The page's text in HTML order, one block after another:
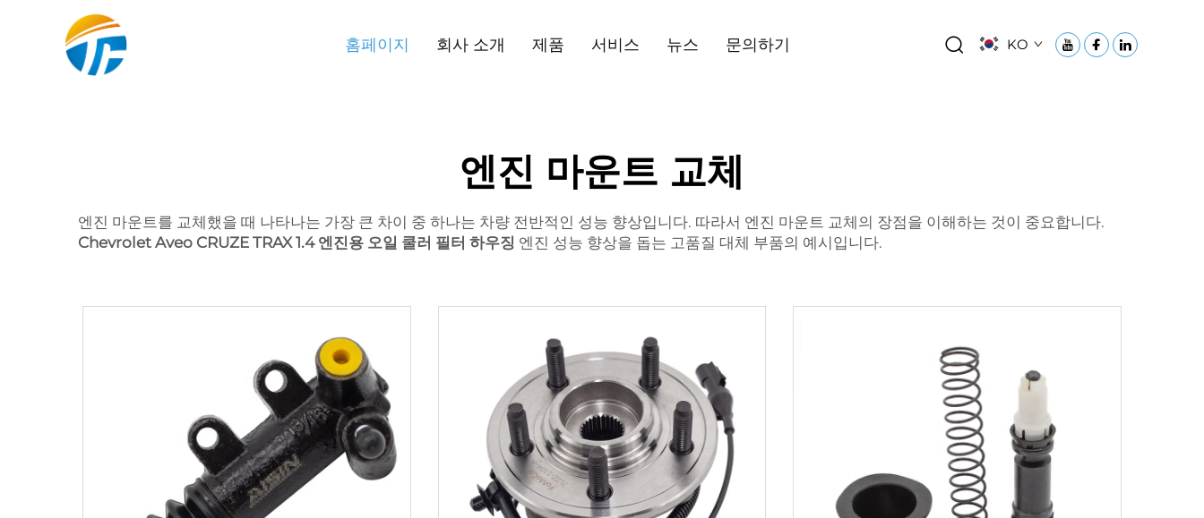
홈페이지 회사 소개 제품 서비스 뉴스 문의하기 KO
엔진 마운트 교체
엔진 마운트를 교체했을 때 나타나는 가장 큰 차이 중 하나는 차량 전반적인 성능 향상입니다. 따라서 엔진 마운트 교체의 장점을 이해하는 것이 중요합니다.
Chevrolet Aveo CRUZE TRAX 1.4 엔진용 오일 쿨러 필터 하우징 엔진 성능 향상을 돕는 고품질 대체 부품의 예시입니다.